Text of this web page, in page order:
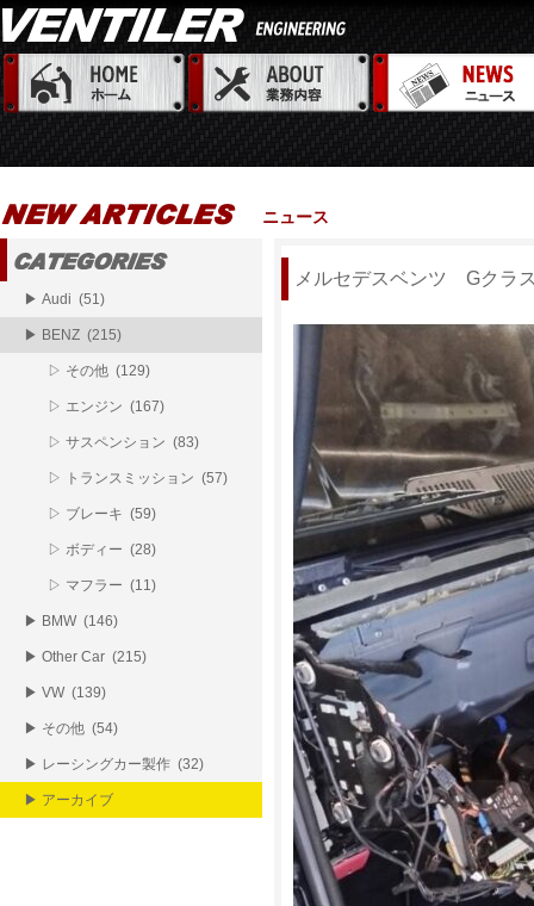
ニュース
メルセデスベンツ Gクラ
▶ Audi (51)
▶ BENZ (215)
▷ その他 (129)
▷ エンジン (167)
▷ サスペンション (83)
▷ トランスミッション (57)
▷ ブレーキ (59)
▷ ボディー (28)
▷ マフラー (11)
▶ BMW (146)
▶ Other Car (215)
▶ VW (139)
▶ その他 (54)
▶ レーシングカー製作 (32)
▶ アーカイブ